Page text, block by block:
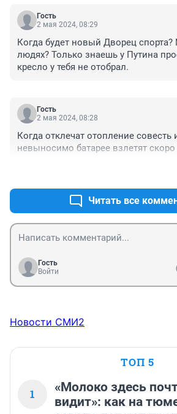
Гость
2 мая 2024, 08:29
Когда будет новый Дворец спорта?
людях? Только знаешь у Путина
кресло у тебя не отобрал.
Гость
2 мая 2024, 08:28
Когда отклечат отопление совесть
невыносимо батарее взлетят скоро
Читать все
Гость
Войти
Новости СМИ2
ТОП 5
1
«Молоко здесь
видит»: как на